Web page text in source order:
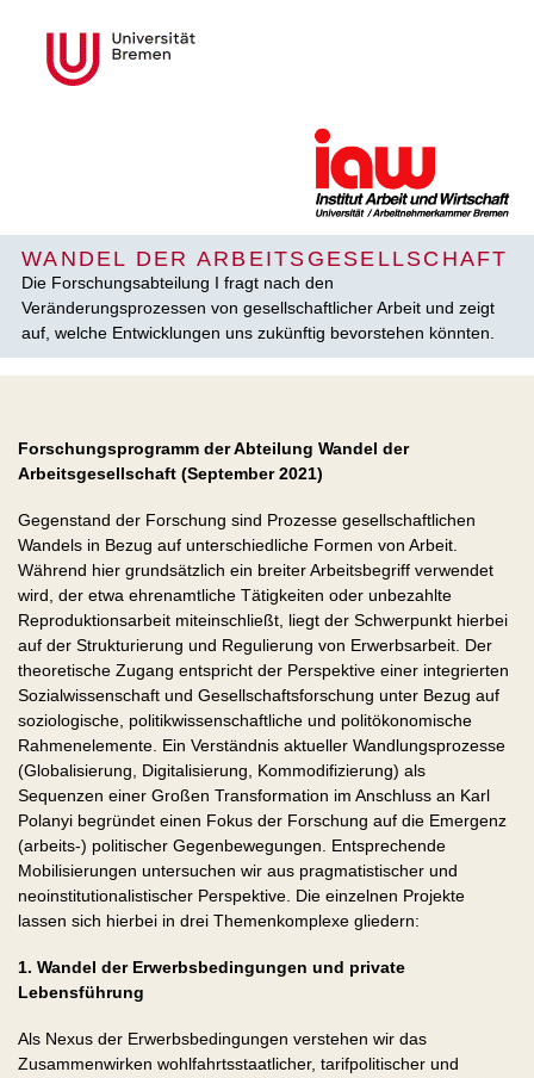
WANDEL DER ARBEITSGESELLSCHAFT
Die Forschungsabteilung I fragt nach den
Veränderungsprozessen von gesellschaftlicher Arbeit und zeigt
auf, welche Entwicklungen uns zukünftig bevorstehen könnten.
Forschungsprogramm der Abteilung Wandel der
Arbeitsgesellschaft (September 2021)
Gegenstand der Forschung sind Prozesse gesellschaftlichen
Wandels in Bezug auf unterschiedliche Formen von Arbeit.
Während hier grundsätzlich ein breiter Arbeitsbegriff verwendet
wird, der etwa ehrenamtliche Tätigkeiten oder unbezahlte
Reproduktionsarbeit miteinschließt, liegt der Schwerpunkt hierbei
auf der Strukturierung und Regulierung von Erwerbsarbeit. Der
theoretische Zugang entspricht der Perspektive einer integrierten
Sozialwissenschaft und Gesellschaftsforschung unter Bezug auf
soziologische, politikwissenschaftliche und politökonomische
Rahmenelemente. Ein Verständnis aktueller Wandlungsprozesse
(Globalisierung, Digitalisierung, Kommodifizierung) als
Sequenzen einer Großen Transformation im Anschluss an Karl
Polanyi begründet einen Fokus der Forschung auf die Emergenz
(arbeits-) politischer Gegenbewegungen. Entsprechende
Mobilisierungen untersuchen wir aus pragmatistischer und
neoinstitutionalistischer Perspektive. Die einzelnen Projekte
lassen sich hierbei in drei Themenkomplexe gliedern:
1. Wandel der Erwerbsbedingungen und private
Lebensführung
Als Nexus der Erwerbsbedingungen verstehen wir das
Zusammen­wirken wohl­fahrts­staatlicher, tarifpolitischer und